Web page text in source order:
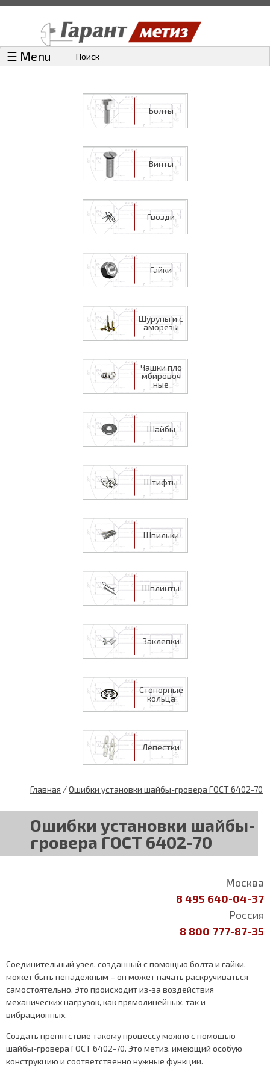
☰ Menu Поиск
Болты
Винты
Гвозди
Гайки
Шурупы и с
аморезы
Чашки пло
мбировоч
ные
Шайбы
Штифты
Шпильки
Шплинты
Заклепки
Стопорные
кольца
Лепестки
Главная /Ошибки установки шайбы-гровера ГОСТ 6402-70
Ошибки установки шайбы-
гровера ГОСТ 6402-70
Москва
8 495 640-04-37
Россия
8 800 777-87-35
Соединительный узел, созданный с помощью болта и гайки,
может быть ненадежным – он может начать раскручиваться
самостоятельно. Это происходит из-за воздействия
механических нагрузок, как прямолинейных, так и
вибрационных.
Создать препятствие такому процессу можно с помощью
шайбы-гровера ГОСТ 6402-70. Это метиз, имеющий особую
конструкцию и соответственно нужные функции.